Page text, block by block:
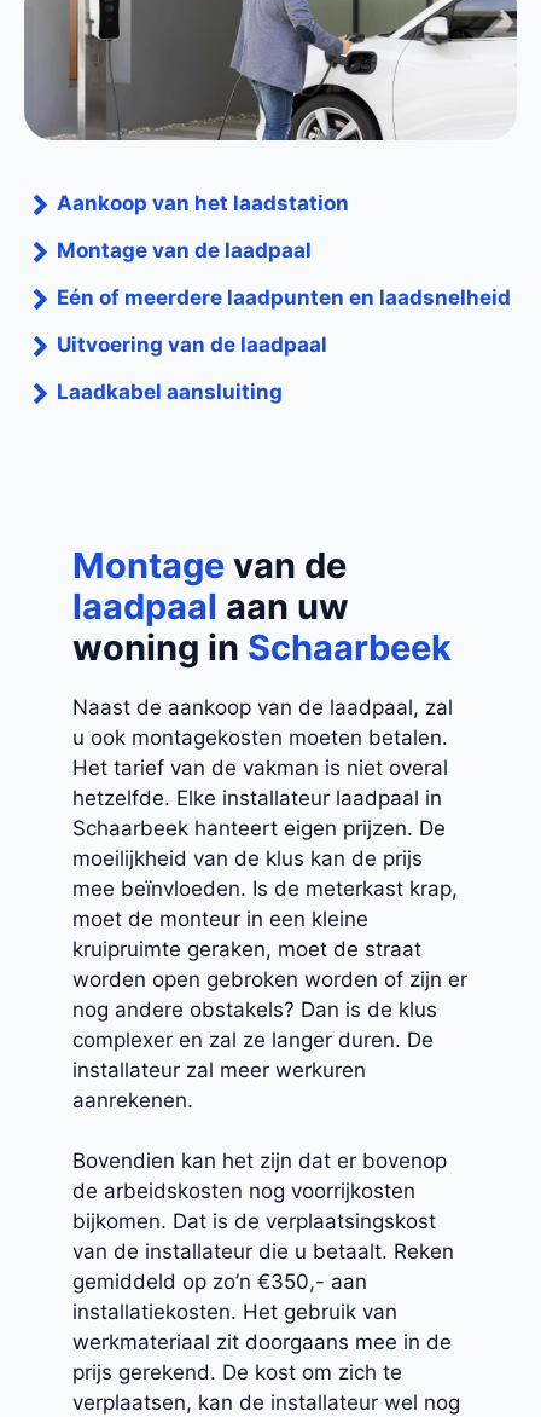
Aankoop van het laadstation
Montage van de laadpaal
Eén of meerdere laadpunten en laadsnelheid
Uitvoering van de laadpaal
Laadkabel aansluiting
Montage van de
laadpaal aan uw
woning in Schaarbeek
Naast de aankoop van de laadpaal, zal
u ook montagekosten moeten betalen.
Het tarief van de vakman is niet overal
hetzelfde. Elke installateur laadpaal in
Schaarbeek hanteert eigen prijzen. De
moeilijkheid van de klus kan de prijs
mee beïnvloeden. Is de meterkast krap,
moet de monteur in een kleine
kruipruimte geraken, moet de straat
worden open gebroken worden of zijn er
nog andere obstakels? Dan is de klus
complexer en zal ze langer duren. De
installateur zal meer werkuren
aanrekenen.
Bovendien kan het zijn dat er bovenop
de arbeidskosten nog voorrijkosten
bijkomen. Dat is de verplaatsingskost
van de installateur die u betaalt. Reken
gemiddeld op zo’n €350,- aan
installatiekosten. Het gebruik van
werkmateriaal zit doorgaans mee in de
prijs gerekend. De kost om zich te
verplaatsen, kan de installateur wel nog